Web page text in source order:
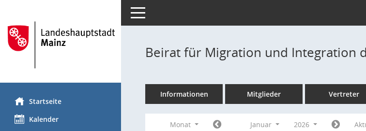
Startseite
Kalender
Toggle navigation
Beirat für Migration und Integration
Informationen Mitglieder Vertreter
Monat Januar 2026